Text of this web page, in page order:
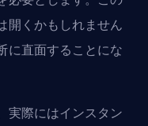
開くかもしれません
に直面することにな
実際にはインスタン